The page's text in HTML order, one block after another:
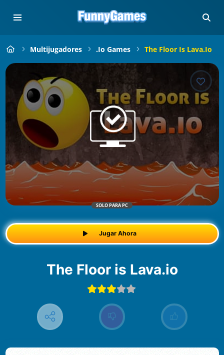
Multijugadores .io Games The Floor Is Lava.io
SOLO PARA PC
Jugar Ahora
The Floor is Lava.io